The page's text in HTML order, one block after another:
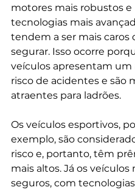
motores mais robustos e
tecnologias mais
tendem a ser mais caros
segurar. Isso ocorre
veículos apresentam um
risco de acidentes e são
atraentes para ladrões.
Os veículos esportivos,
exemplo, são
risco e, portanto, têm
mais altos. Já os veículos
seguros, com